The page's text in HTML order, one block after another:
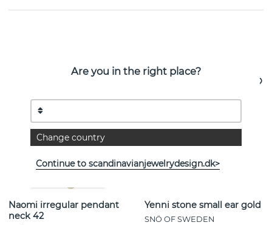
Naomi irregular pendant
neck 42
Yenni stone small ear gold
SNÖ OF SWEDEN
Are you in the right place?
Change country
Continue to scandinavianjewelrydesign.dk>